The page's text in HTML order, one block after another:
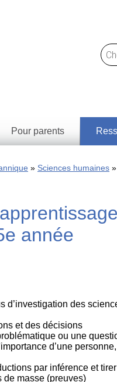
Pour parents
et
par
Sciences humaines
année
d’investigation des
et des décisions
ou une
d’une
par inférence et
de masse (preuves)